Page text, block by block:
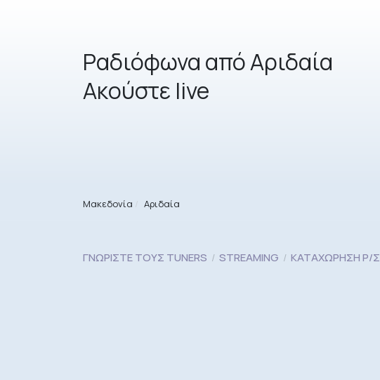
Ραδιόφωνα από Αριδαία
Aκούστε live
Μακεδονία Αριδαία
ΓΝΩΡΊΣΤΕ ΤΟΥΣ TUNERS STREAMING ΚΑΤΑΧΏΡΗΣΗ Ρ/Σ